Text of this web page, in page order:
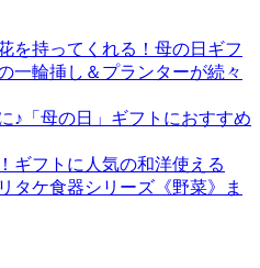
を持ってくれる！母の日ギフ
一輪挿し＆プランターが続々
♪「母の日」ギフトにおすすめ
ギフトに人気の和洋使える
タケ食器シリーズ《野菜》ま